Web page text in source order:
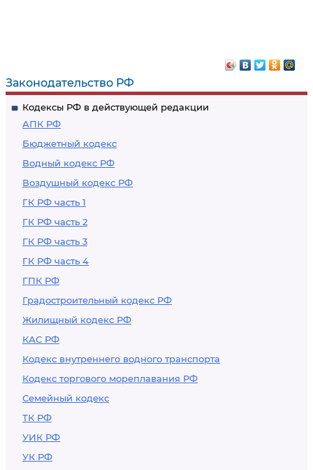
Законодательство РФ
Кодексы РФ в действующей редакции
АПК РФ
Бюджетный кодекс
Водный кодекс РФ
Воздушный кодекс РФ
ГК РФ часть 1
ГК РФ часть 2
ГК РФ часть 3
ГК РФ часть 4
ГПК РФ
Градостроительный кодекс РФ
Жилищный кодекс РФ
КАС РФ
Кодекс внутреннего водного транспорта
Кодекс торгового мореплавания РФ
Семейный кодекс
ТК РФ
УИК РФ
УК РФ